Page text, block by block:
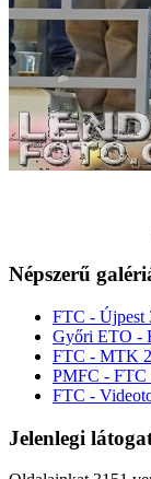
Népszerű
FTC - Újpest
Győri ETO -
FTC - MTK
PMFC - FTC
FTC -
Jelenlegi